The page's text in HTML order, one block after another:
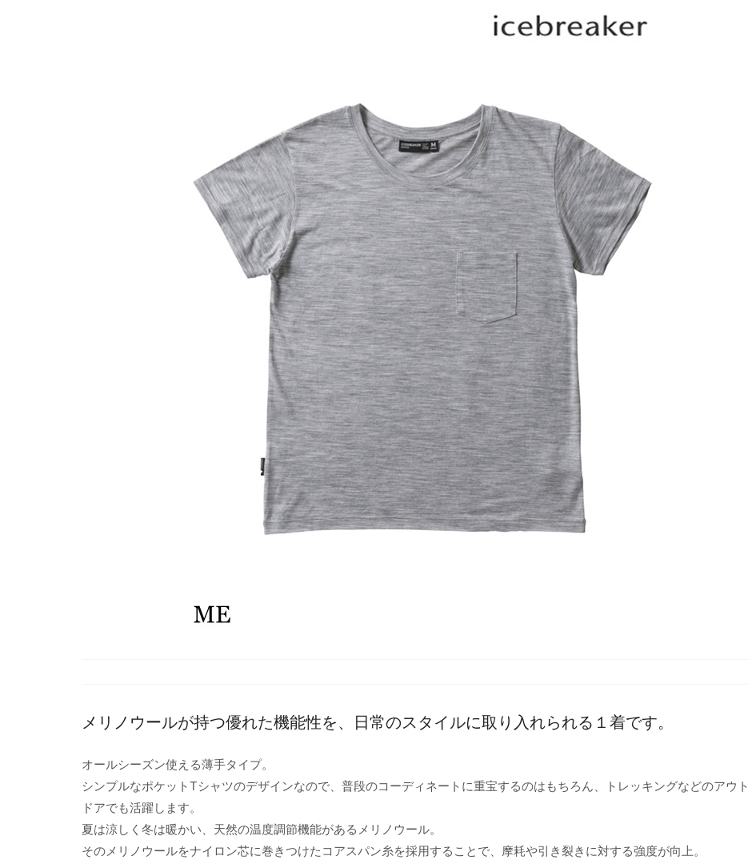
メリノウールが持つ優れた機能性を、日常のスタイルに取り入れられる１着です。
オールシーズン使える薄手タイプ。
シンプルなポケットTシャツのデザインなので、普段のコーディネートに重宝するのはもちろん、トレッキングなどのアウト
ドアでも活躍します。
夏は涼しく冬は暖かい、天然の温度調節機能があるメリノウール。
そのメリノウールをナイロン芯に巻きつけたコアスパン糸を採用することで、摩耗や引き裂きに対する強度が向上。